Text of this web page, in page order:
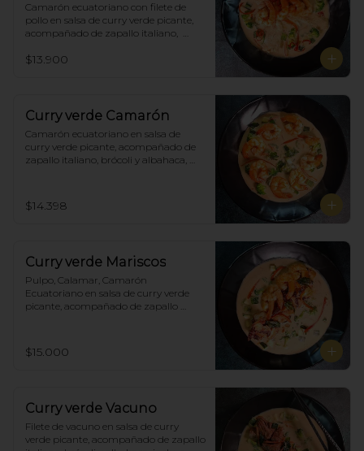
Camarón ecuatoriano con filete de
pollo en salsa de curry verde picante,
acompañado de zapallo italiano,
arroz blanco.
$13.900
Curry verde Camarón
Camarón ecuatoriano en salsa de
curry verde picante, acompañado de
zapallo italiano, brócoli y albahaca,
$14.398
Curry verde Mariscos
Pulpo, Calamar, Camarón
Ecuatoriano en salsa de curry verde
picante, acompañado de zapallo
$15.000
Curry verde Vacuno
Filete de vacuno en salsa de curry
verde picante, acompañado de zapallo